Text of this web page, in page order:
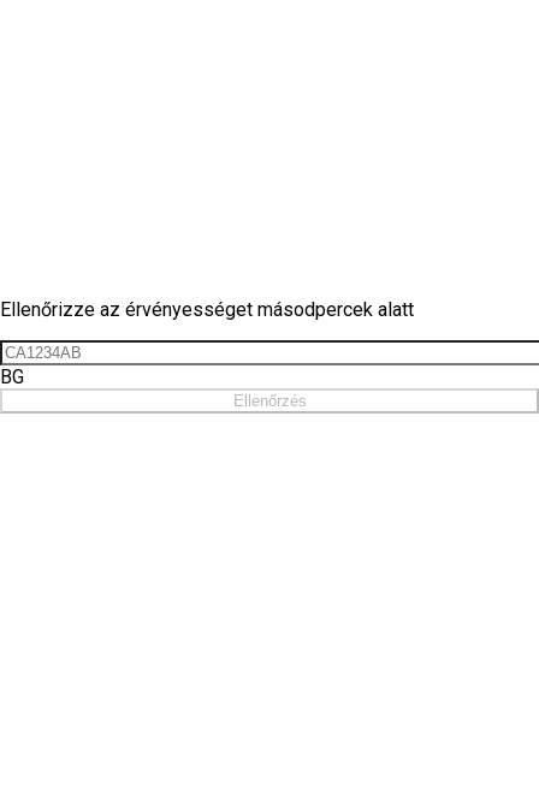
Ellenőrizze az érvényességet másodpercek alatt
BG
Ellenőrzés